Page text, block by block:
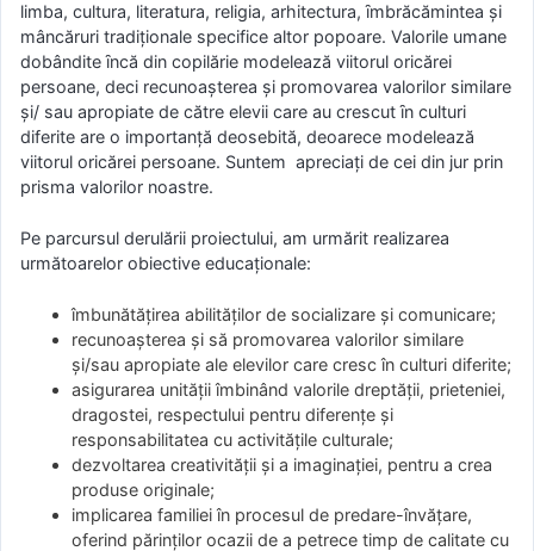
limba, cultura, literatura, religia, arhitectura, ȋmbrăcămintea şi
mâncăruri tradiţionale specifice altor popoare. Valorile umane
dobândite ȋncă din copilărie modelează viitorul oricărei
persoane, deci recunoaşterea şi promovarea valorilor similare
şi/ sau apropiate de către elevii care au crescut ȋn culturi
diferite are o importanţă deosebită, deoarece modelează
viitorul oricărei persoane. Suntem apreciaţi de cei din jur prin
prisma valorilor noastre.
Pe parcursul derulării proiectului, am urmărit realizarea
următoarelor obiective educaţionale:
îmbunătăţirea abilităților de socializare și comunicare;
recunoașterea și să promovarea valorilor similare
și/sau apropiate ale elevilor care cresc în culturi diferite;
asigurarea unităţii îmbinând valorile dreptății, prieteniei,
dragostei, respectului pentru diferențe și
responsabilitatea cu activitățile culturale;
dezvoltarea creativităţii şi a imaginaţiei, pentru a crea
produse originale;
implicarea familiei în procesul de predare-învăţare,
oferind părinţilor ocazii de a petrece timp de calitate cu